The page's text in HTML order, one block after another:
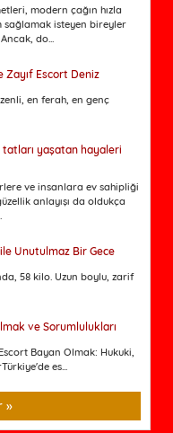
modern çağın hızla
sağlamak isteyen bireyler
do...
Zayıf Escort Deniz
en ferah, en genç
yaşatan hayaleri
ve insanlara ev sahipliği
anlayışı da oldukça
Unutulmaz Bir Gece
58 kilo. Uzun boylu, zarif
ve Sorumlulukları
Bayan Olmak: Hukuki,
es...
»